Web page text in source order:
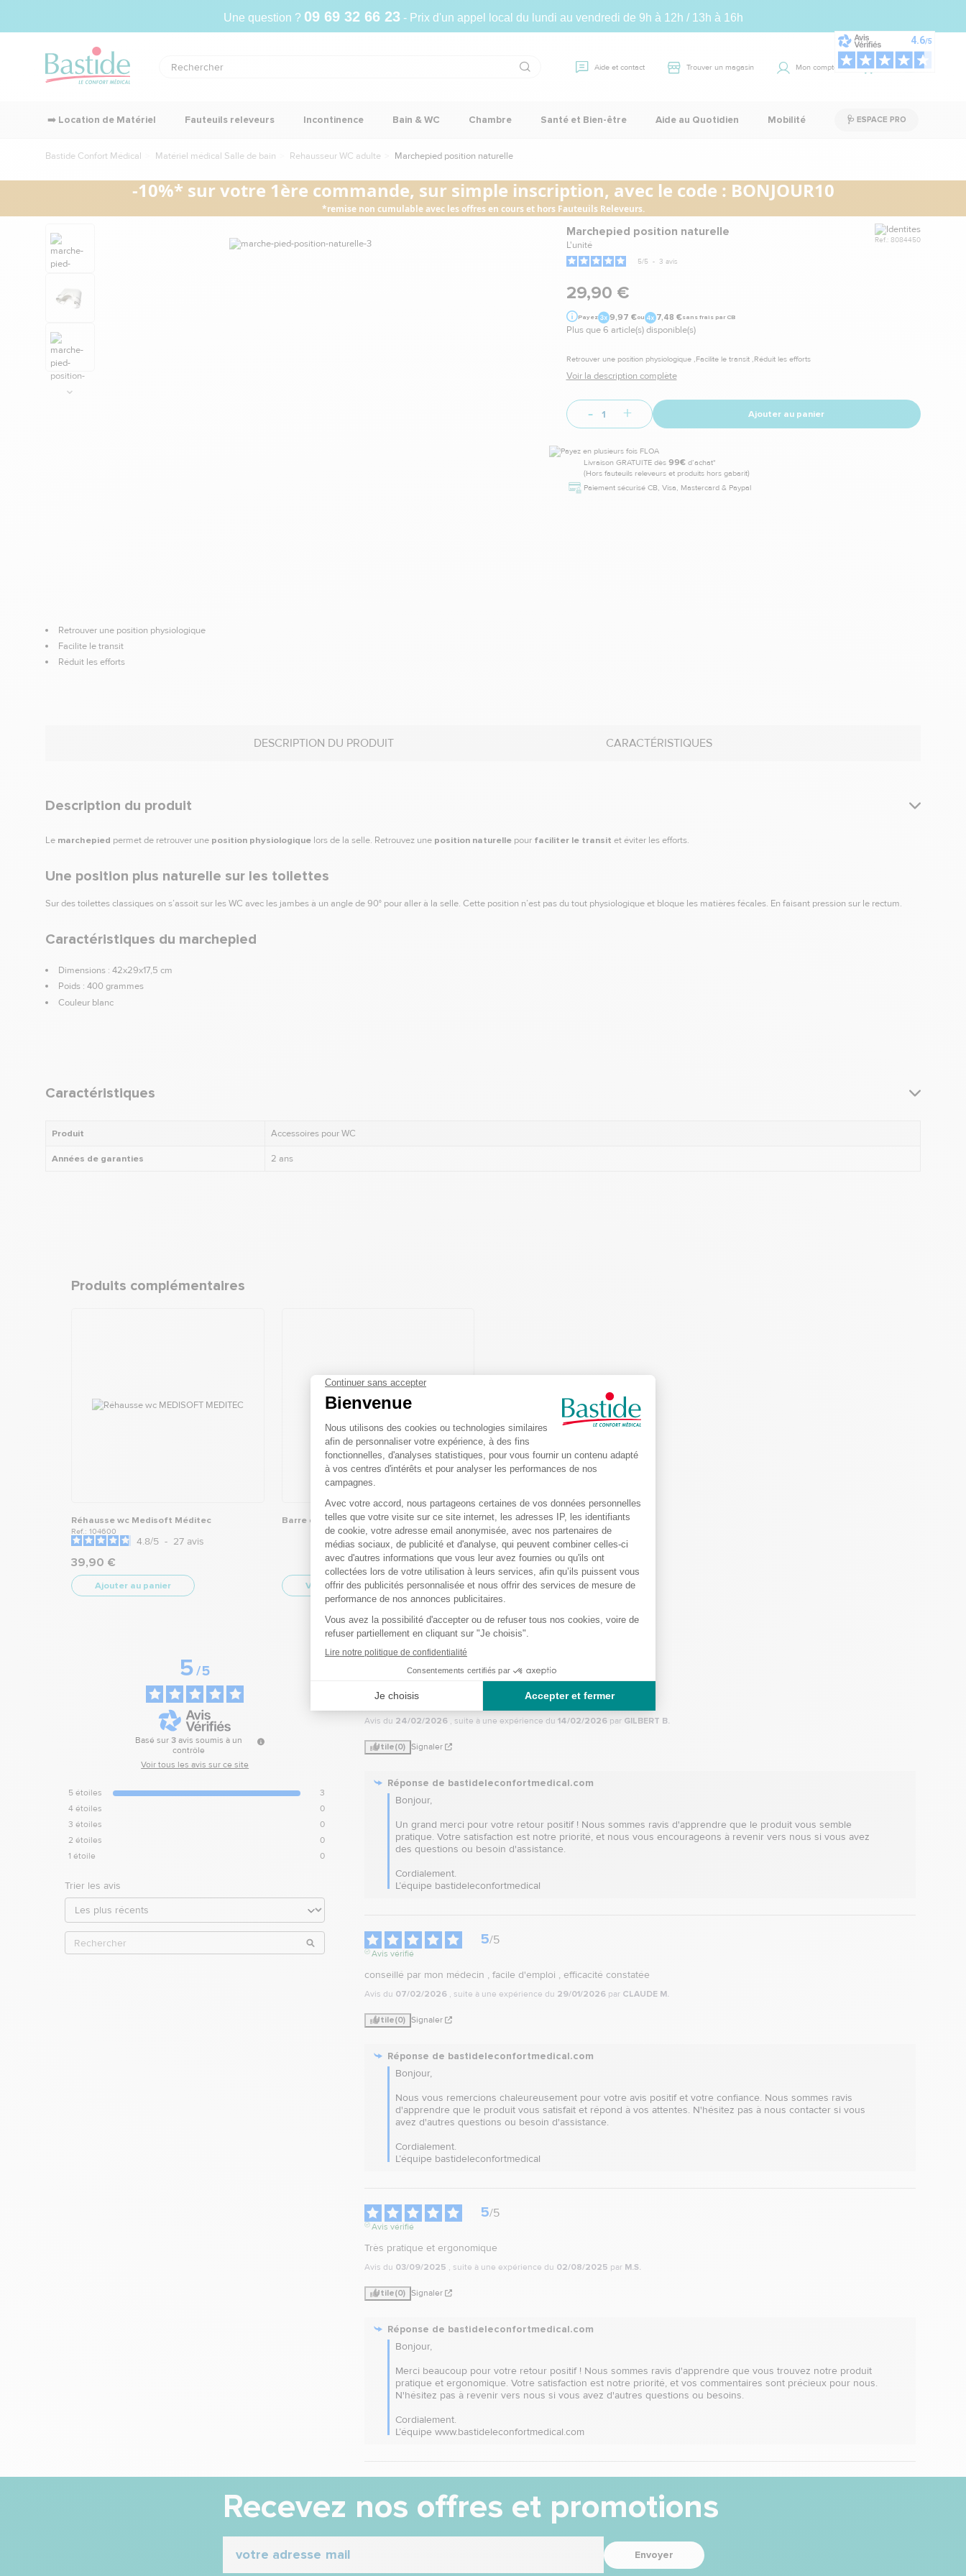
Une question ? 09 69 32 66 23- Prix d'un appel local du lundi au vendredi de 9h à 12h / 13h à 16h
Aide et contact Trouver un magasin Mon compte Panier 0
➡️ Location de Matériel Fauteuils releveurs Incontinence Bain & WC Chambre Santé et Bien-être Aide au Quotidien Mobilité 🩺 ESPACE PRO
Bastide Confort Médical Matériel médical Salle de bain Rehausseur WC adulte Marchepied position naturelle
-10%* sur votre 1ère commande, sur simple inscription, avec le code : BONJOUR10
*remise non cumulable avec les offres en cours et hors Fauteuils Releveurs.
Retrouver une position physiologique
Facilite le transit
Réduit les efforts
Marchepied position naturelle
L'unité
Marque
Ref.: 8084450
5/5 - 3 avis
29,90 €
Payez 9,97 €ou 7,48 €sans frais par CB
Plus que 6 article(s) disponible(s)
Retrouver une position physiologique ,Facilite le transit ,Réduit les efforts
Voir la description complète
- + Ajouter au panier
Livraison GRATUITE dès99€ d’achat*
(Hors fauteuils releveurs et produits hors gabarit)
Paiement sécurisé CB, Visa, Mastercard & Paypal
CARACTÉRISTIQUES
DESCRIPTION DU PRODUIT
Caractéristiques
Produit Accessoires pour WC
Années de garanties 2 ans
Description du produit
Le marchepied permet de retrouver une position physiologique lors de la selle. Retrouvez une position naturelle pour faciliter le transit et éviter les efforts.
Une position plus naturelle sur les toilettes
Sur des toilettes classiques on s’assoit sur les WC avec les jambes à un angle de 90° pour aller à la selle. Cette position n’est pas du tout physiologique et bloque les matières fécales. En faisant pression sur le rectum.
Caractéristiques du marchepied
Dimensions : 42x29x17,5 cm
Poids : 400 grammes
Couleur blanc
Produits complémentaires
Réhausse wc Medisoft Méditec
Ref.: 104600
4.8/5 - 27 avis
39,90 €
Ajouter au panier
Barre d'appui acier chromé
Voir la fiche
5/5
Basé sur 3 avis soumis à un
contrôle
Voir tous les avis sur ce site
5 étoiles
3
4 étoiles
0
3 étoiles
0
2 étoiles
0
1 étoile 0
Trier les avis
5/5
pratique
Avis du 24/02/2026 , suite à une expérience du 14/02/2026 par GILBERT B.
Utile(0) Signaler
Réponse de bastideleconfortmedical.com
Bonjour,
Un grand merci pour votre retour positif ! Nous sommes ravis d'apprendre que le produit vous semble
pratique. Votre satisfaction est notre priorité, et nous vous encourageons à revenir vers nous si vous avez
des questions ou besoin d'assistance.
Cordialement.
L’équipe bastideleconfortmedical
5/5
Avis vérifié
conseillé par mon médecin , facile d'emploi , efficacité constatée
Avis du 07/02/2026 , suite à une expérience du 29/01/2026 par CLAUDE M.
Utile(0) Signaler
Réponse de bastideleconfortmedical.com
Bonjour,
Nous vous remercions chaleureusement pour votre avis positif et votre confiance. Nous sommes ravis
d'apprendre que le produit vous satisfait et répond à vos attentes. N'hésitez pas à nous contacter si vous
avez d'autres questions ou besoin d'assistance.
Cordialement.
L’équipe bastideleconfortmedical
5/5
Avis vérifié
Très pratique et ergonomique
Avis du 03/09/2025 , suite à une expérience du 02/08/2025 par M.S.
Utile(0) Signaler
Réponse de bastideleconfortmedical.com
Bonjour,
Merci beaucoup pour votre retour positif ! Nous sommes ravis d'apprendre que vous trouvez notre produit
pratique et ergonomique. Votre satisfaction est notre priorité, et vos commentaires sont précieux pour nous.
N'hésitez pas à revenir vers nous si vous avez d'autres questions ou besoins.
Cordialement.
L’équipe www.bastideleconfortmedical.com
Recevez nos offres et promotions
Envoyer